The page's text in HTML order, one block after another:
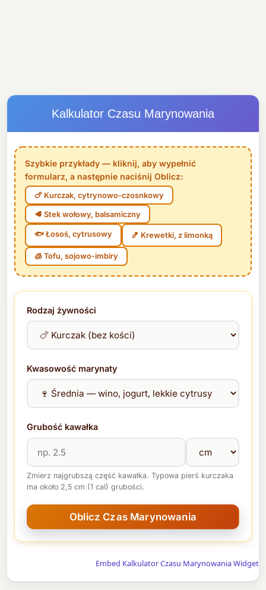
Kalkulator Czasu Marynowania
Szybkie przykłady — kliknij, aby wypełnić
formularz, a następnie naciśnij Oblicz:
🍗 Kurczak, cytrynowo-czosnkowy
🥩 Stek wołowy, balsamiczny
🐟 Łosoś, cytrusowy 🍤 Krewetki, z limonką
🧊 Tofu, sojowo-imbiry
Rodzaj żywności
Kwasowość marynaty
Grubość kawałka
Zmierz najgrubszą część kawałka. Typowa pierś kurczaka
ma około 2,5 cm (1 cal) grubości.
Embed Kalkulator Czasu Marynowania Widget